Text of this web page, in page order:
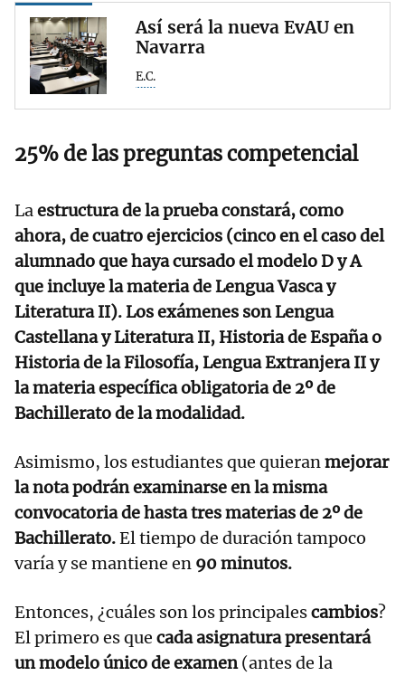
Así será la nueva EvAU en
Navarra
E.C.
25% de las preguntas competencial
Laestructura de la prueba constará, como
ahora, de cuatro ejercicios (cinco en el caso del
alumnado que haya cursado el modelo D y A
que incluye la materia de Lengua Vasca y
Literatura II). Los exámenes son Lengua
Castellana y Literatura II, Historia de España o
Historia de la Filosofía, Lengua Extranjera II y
la materia específica obligatoria de 2º de
Bachillerato de la modalidad.
Asimismo, los estudiantes que quieranmejorar
la nota podrán examinarse en la misma
convocatoria de hasta tres materias de 2º de
Bachillerato.El tiempo de duración tampoco
varía y se mantiene en 90 minutos.
Entonces, ¿cuáles son los principalescambios?
El primero es que cada asignatura presentará
un modelo único de examen(antes de la